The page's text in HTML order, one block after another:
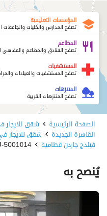
المؤسسات التعليمية
تصفح المدارس والكليات والجامعات
المطاعم
تصفح الفنادق والمطاعم والمقاهي
المستشفيات
تصفح المستشفيات والعيادات
المتنزهات
تصفح المتنزهات القريبة
الصفحة الرئيسية شقق للايجار
القاهرة الجديدة شقق للايجار
فيلدج جاردن قطامية 5001014-KjXcOU - بيوت
يُنصح به